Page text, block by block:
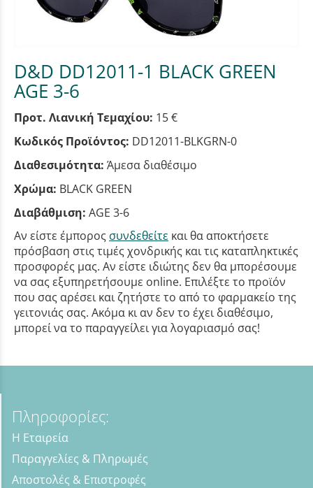
D&D DD12011-1 BLACK GREEN
AGE 3-6
Προτ. Λιανική Τεμαχίου: 15 €
Κωδικός Προϊόντος: DD12011-BLKGRN-0
Διαθεσιμότητα: Άμεσα διαθέσιμο
Χρώμα: BLACK GREEN
Διαβάθμιση: AGE 3-6
Αν είστε έμπορος συνδεθείτε και θα αποκτήσετε
πρόσβαση στις τιμές χονδρικής και τις καταπληκτικές
προσφορές μας. Αν είστε ιδιώτης δεν θα μπορέσουμε
να σας εξυπηρετήσουμε online. Επιλέξτε το προϊόν
που σας αρέσει και ζητήστε το από το φαρμακείο της
γειτονιάς σας. Ακόμα κι αν δεν το έχει διαθέσιμο,
μπορεί να το παραγγείλει για λογαριασμό σας!
Πληροφορίες:
Η Εταιρεία
Παραγγελίες & Πληρωμές
Αποστολές & Επιστροφές